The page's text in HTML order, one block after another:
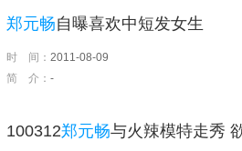
郑元畅自曝喜欢中短发女生
时 间： 2011-08-09
简 介： -
100312郑元畅与火辣模特走秀